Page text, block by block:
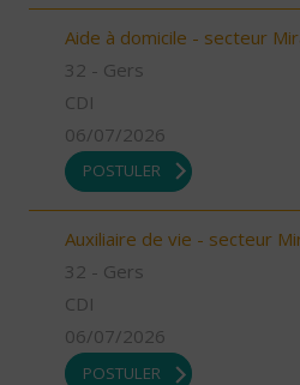
Aide à domicile - secteur
32 - Gers
CDI
06/07/2026
POSTULER
Auxiliaire de vie - secteur
32 - Gers
CDI
06/07/2026
POSTULER